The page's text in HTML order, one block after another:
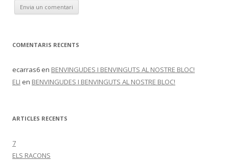
COMENTARIS RECENTS
ecarras6 en BENVINGUDES I BENVINGUTS AL NOSTRE BLOC!
ELI en BENVINGUDES I BENVINGUTS AL NOSTRE BLOC!
ARTICLES RECENTS
7
ELS RACONS